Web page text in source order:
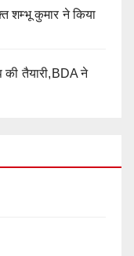
शम्भू कुमार ने किया
की तैयारी,BDA ने